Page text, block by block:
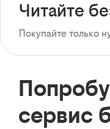
Читайте
Покупайте только
сервис